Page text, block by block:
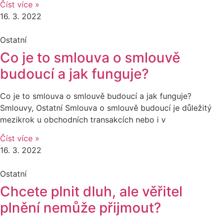
Číst více »
16. 3. 2022
Ostatní
Co je to smlouva o smlouvě
budoucí a jak funguje?
Co je to smlouva o smlouvě budoucí a jak funguje?
Smlouvy, Ostatní Smlouva o smlouvě budoucí je důležitý
mezikrok u obchodních transakcích nebo i v
Číst více »
16. 3. 2022
Ostatní
Chcete plnit dluh, ale věřitel
plnění nemůže přijmout?